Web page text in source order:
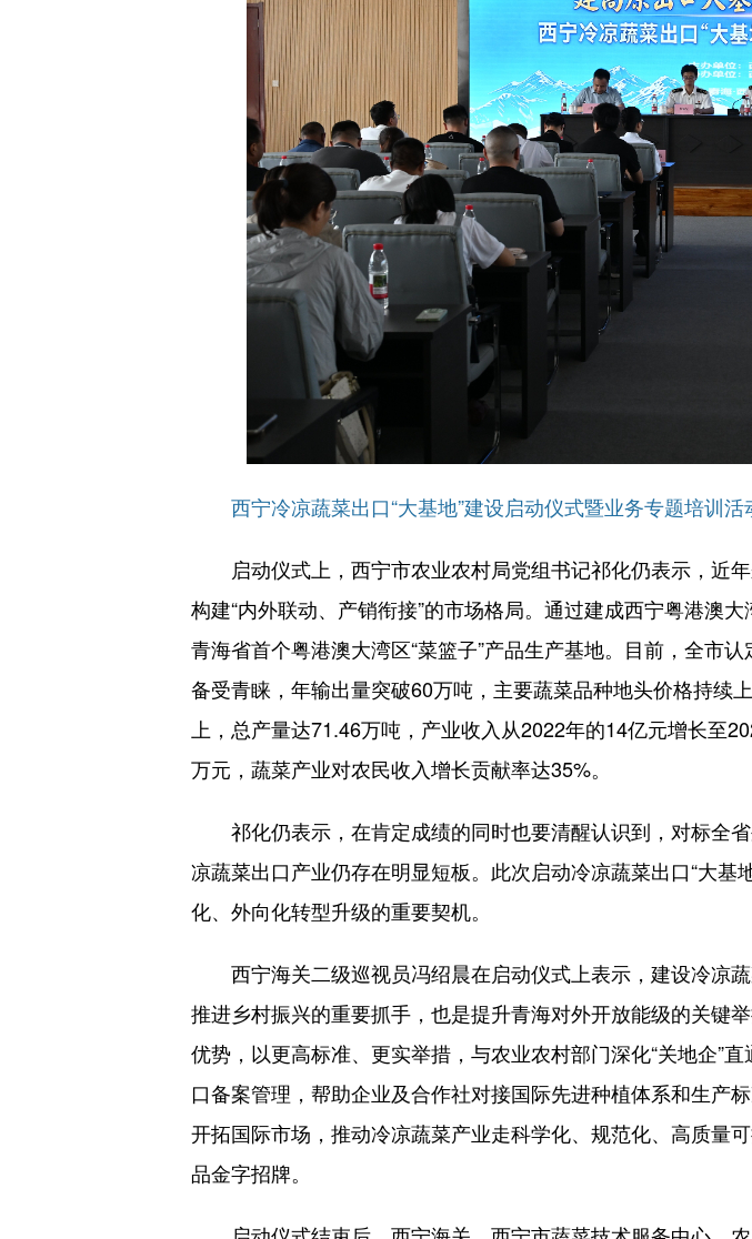
西宁冷凉蔬菜出口“大基地”建设启动仪式暨业务专题培训活
启动仪式上，西宁市农业农村局党组书记祁化仍表示，近
构建“内外联动、产销衔接”的市场格局。通过建成西宁粤港澳
青海省首个粤港澳大湾区“菜篮子”产品生产基地。目前，全市
备受青睐，年输出量突破60万吨，主要蔬菜品种地头价格持续
上，总产量达71.46万吨，产业收入从2022年的14亿元增长至
万元，蔬菜产业对农民收入增长贡献率达35%。
祁化仍表示，在肯定成绩的同时也要清醒认识到，对标全
凉蔬菜出口产业仍存在明显短板。此次启动冷凉蔬菜出口“大基
化、外向化转型升级的重要契机。
西宁海关二级巡视员冯绍晨在启动仪式上表示，建设冷凉
推进乡村振兴的重要抓手，也是提升青海对外开放能级的关键
优势，以更高标准、更实举措，与农业农村部门深化“关地企”
口备案管理，帮助企业及合作社对接国际先进种植体系和生产
开拓国际市场，推动冷凉蔬菜产业走科学化、规范化、高质量
品金字招牌。